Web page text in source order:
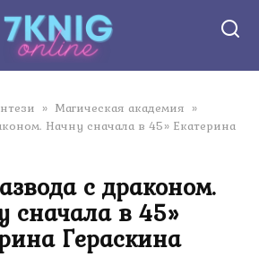
» Магическая академия »
Начну сначала в 45» Екатерина
с драконом.
сначала в 45»
Гераскина